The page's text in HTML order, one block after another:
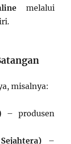
melalui
misalnya:
– produsen
–